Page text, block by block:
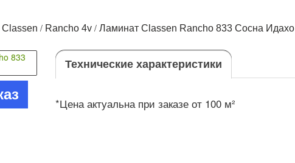
Classen / Rancho 4v / Ламинат Classen Rancho 833 Сосна Идахо
Технические характеристики
*Цена актуальна при заказе от 100 м²